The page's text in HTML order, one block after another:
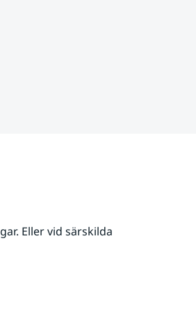
Eller vid särskilda